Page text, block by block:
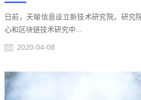
日前，天喻信息设立新技术研究院，研究
心和区块链技术研究中...
2020-04-08